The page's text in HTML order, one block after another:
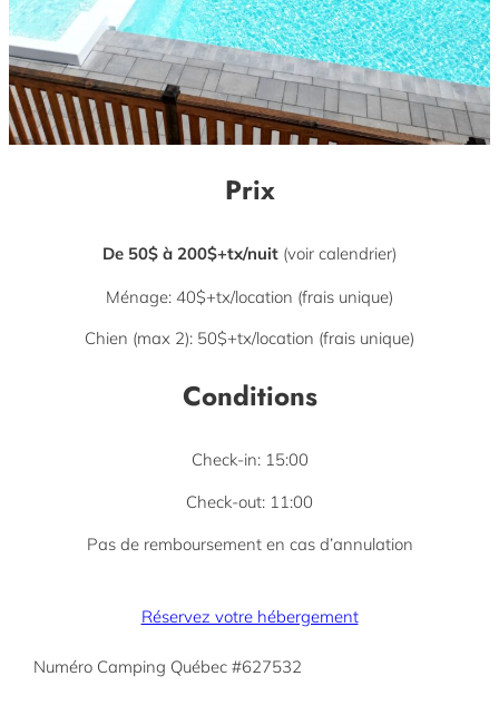
Prix
De 50$ à 200$+tx/nuit (voir calendrier)
Ménage: 40$+tx/location (frais unique)
Chien (max 2): 50$+tx/location (frais unique)
Conditions
Check-in: 15:00
Check-out: 11:00
Pas de remboursement en cas d’annulation
Réservez votre hébergement
Numéro Camping Québec #627532